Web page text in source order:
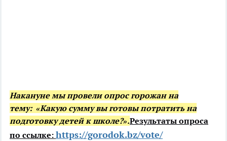
Накануне мы провели опрос горожан на
тему: «Какую сумму вы готовы потратить на
подготовку детей к школе?».Результаты опроса
по ссылке: https://gorodok.bz/vote/